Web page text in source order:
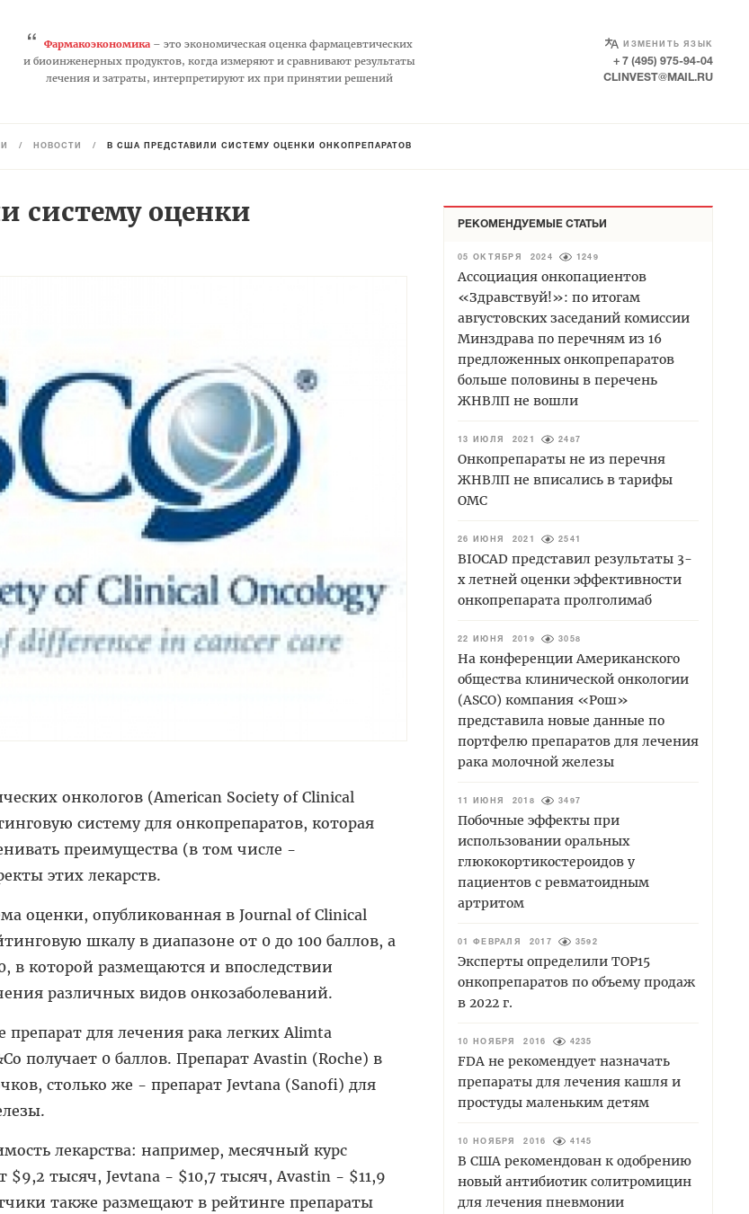
“ Фармакоэкономика– это экономическая оценка фармацевтических
и биоинженерных продуктов, когда измеряют и сравнивают результаты
лечения и затраты, интерпретируют их при принятии решений
ИЗМЕНИТЬ ЯЗЫК
SELECT LANGUAGE
+ 7 (495) 975-94-04
CLINVEST@MAIL.RU
/ НОВОСТИ / В США ПРЕДСТАВИЛИ СИСТЕМУ ОЦЕНКИ ОНКОПРЕПАРАТОВ
систему оценки
онкологов (American Society of Clinical
систему для онкопрепаратов, которая
преимущества (в том числе -
этих лекарств.
оценки, опубликованная в Journal of Clinical
шкалу в диапазоне от 0 до 100 баллов, а
в которой размещаются и впоследствии
различных видов онкозаболеваний.
препарат для лечения рака легких Alimta
получает 0 баллов. Препарат Avastin (Roche) в
столько же - препарат Jevtana (Sanofi) для
лекарства: например, месячный курс
тысяч, Jevtana - $10,7 тысяч, Avastin - $11,9
также размещают в рейтинге препараты
РЕКОМЕНДУЕМЫЕ СТАТЬИ
05 ОКТЯБРЯ 2024 1249
Ассоциация онкопациентов
«Здравствуй!»: по итогам
августовских заседаний комиссии
Минздрава по перечням из 16
предложенных онкопрепаратов
больше половины в перечень
ЖНВЛП не вошли
13 ИЮЛЯ 2021 2487
Онкопрепараты не из перечня
ЖНВЛП не вписались в тарифы
ОМС
26 ИЮНЯ 2021 2541
BIOCAD представил результаты 3-
х летней оценки эффективности
онкопрепарата пролголимаб
22 ИЮНЯ 2019 3058
На конференции Американского
общества клинической онкологии
(ASCO) компания «Рош»
представила новые данные по
портфелю препаратов для лечения
рака молочной железы
11 ИЮНЯ 2018 3497
Побочные эффекты при
использовании оральных
глюкокортикостероидов у
пациентов с ревматоидным
артритом
01 ФЕВРАЛЯ 2017 3592
Эксперты определили TOP15
онкопрепаратов по объему продаж
в 2022 г.
10 НОЯБРЯ 2016 4235
FDA не рекомендует назначать
препараты для лечения кашля и
простуды маленьким детям
10 НОЯБРЯ 2016 4145
В США рекомендован к одобрению
новый антибиотик солитромицин
для лечения пневмонии